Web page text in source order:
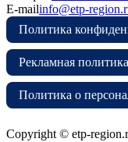
E-mailinfo@etp-
Политика
Рекламная политика
Политика о
Copyright © etp-